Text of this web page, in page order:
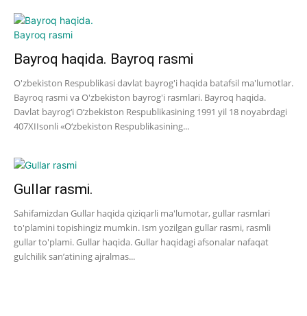
Bayroq haqida. Bayroq rasmi
O'zbekiston Respublikasi davlat bayrog'i haqida batafsil ma'lumotlar.
Bayroq rasmi va O'zbekiston bayrog'i rasmlari. Bayroq haqida.
Davlat bayrog‘i O‘zbekiston Respublikasining 1991 yil 18 noyabrdagi
407­XII­sonli «O‘zbekiston Respublikasining...
Gullar rasmi.
Sahifamizdan Gullar haqida qiziqarli ma'lumotar, gullar rasmlari
to'plamini topishingiz mumkin. Ism yozilgan gullar rasmi, rasmli
gullar to'plami. Gullar haqida. Gullar haqidagi afsonalar nafaqat
gulchilik san’atining ajralmas...